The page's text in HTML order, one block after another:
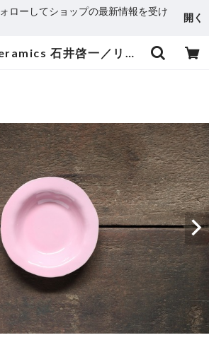
ローしてショップの最新情報を受け
開く
teto ceramics 石井啓一／リム皿小 03 | stockkyoto